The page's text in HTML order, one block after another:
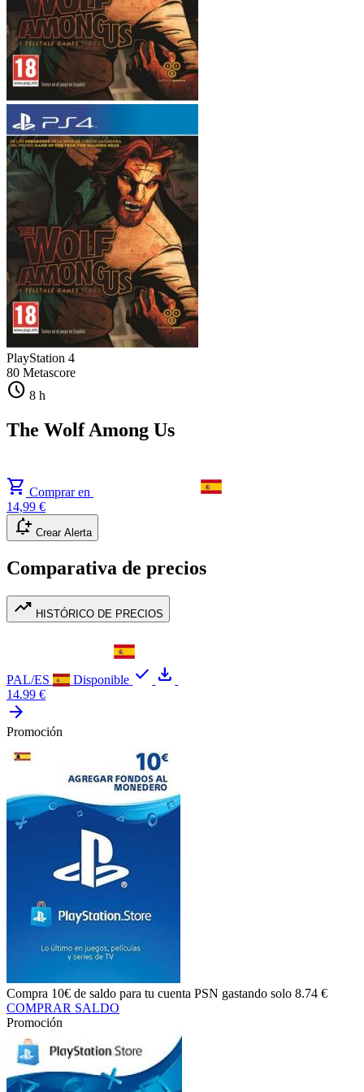
PlayStation 4
80 Metascore
schedule 8 h
The Wolf Among Us
shopping_cart Comprar en
14,99 €
notification_add Crear Alerta
Comparativa de precios
trending_up HISTÓRICO DE PRECIOS
PAL/ES Disponible check download
14.99 €
arrow_forward
Promoción
Compra 10€ de saldo para tu cuenta PSN gastando solo 8.74 €
COMPRAR SALDO
Promoción